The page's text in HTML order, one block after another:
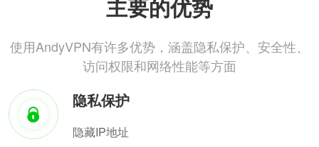
主要的优势
使用AndyVPN有许多优势，涵盖隐私保护、安全性、
访问权限和网络性能等方面
隐私保护
隐藏IP地址